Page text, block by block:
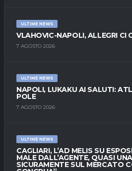
ULTIME NEWS
VLAHOVIC-NAPOLI, ALLEGRI CI
7 AGOSTO 2026
ULTIME NEWS
NAPOLI, LUKAKU AI SALUTI:
POLE
7 AGOSTO 2026
ULTIME NEWS
CAGLIARI, L’AD MELIS SU
MALE DALL’AGENTE, QUASI
SICURAMENTE SUL MERCATO